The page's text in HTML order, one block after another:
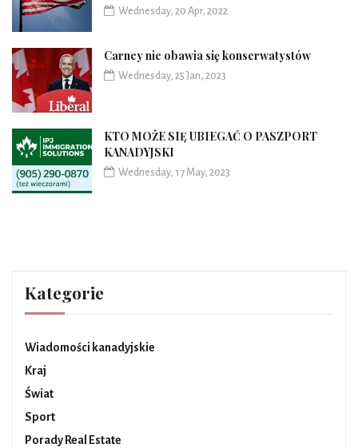
Wednesday, 20 Apr, 2022
Carney nie obawia się konserwatystów
Wednesday, 25 Jan, 2023
KTO MOŻE SIĘ UBIEGAĆ O PASZPORT
KANADYJSKI
Wednesday, 17 May, 2023
Kategorie
Wiadomości kanadyjskie
Kraj
Świat
Sport
Porady Real Estate